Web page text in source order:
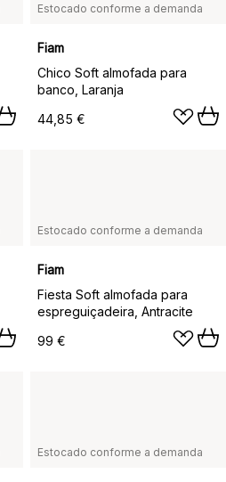
Estocado conforme a demanda
Fiam
Chico Soft almofada para
banco, Laranja
44,85 €
Estocado conforme a demanda
Fiam
Fiesta Soft almofada para
espreguiçadeira, Antracite
99 €
Estocado conforme a demanda